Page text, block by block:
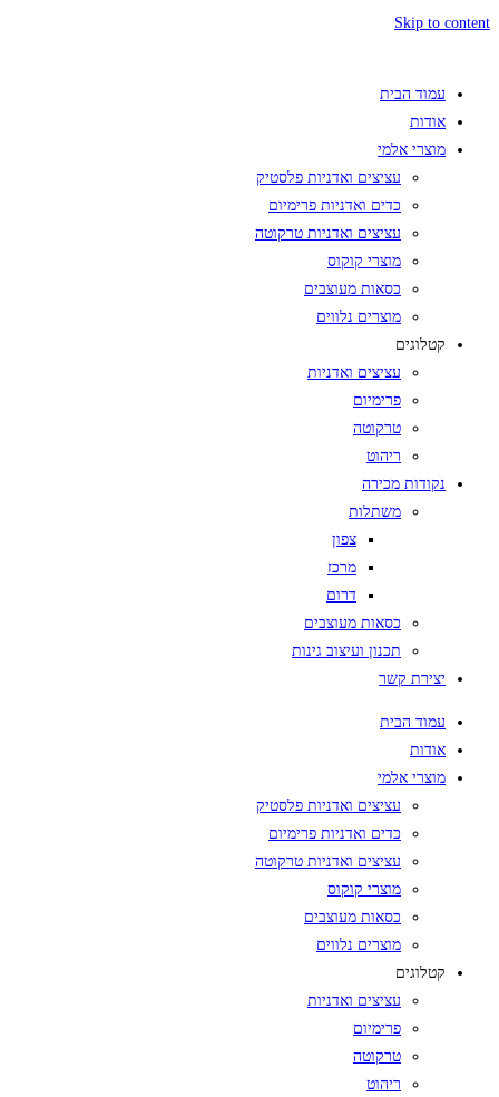
Skip to content
עמוד הבית
אודות
מוצרי אלמי
עציצים ואדניות פלסטיק
כדים ואדניות פרימיום
עציצים ואדניות טרקוטה
מוצרי קוקוס
כסאות מעוצבים
מוצרים נלווים
קטלוגים
עציצים ואדניות
פרימיום
טרקוטה
ריהוט
נקודות מכירה
משתלות
צפון
מרכז
דרום
כסאות מעוצבים
תכנון ועיצוב גינות
יצירת קשר
עמוד הבית
אודות
מוצרי אלמי
עציצים ואדניות פלסטיק
כדים ואדניות פרימיום
עציצים ואדניות טרקוטה
מוצרי קוקוס
כסאות מעוצבים
מוצרים נלווים
קטלוגים
עציצים ואדניות
פרימיום
טרקוטה
ריהוט